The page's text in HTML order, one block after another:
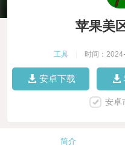
苹果美
工具 时间：
安卓下载
安卓
简介